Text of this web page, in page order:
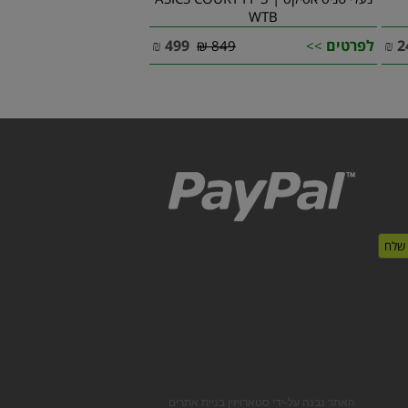
₪
WTB
לפרטים >>
849 ₪
499
₪
האתר נבנה על-ידי סטארויזין בניית אתרים